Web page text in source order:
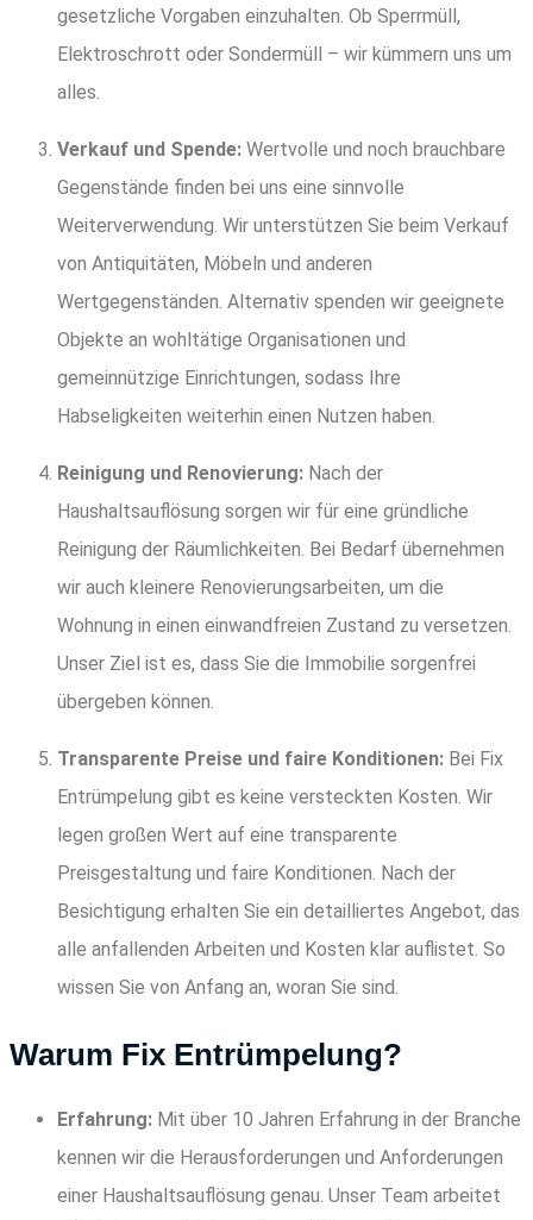
gesetzliche Vorgaben einzuhalten. Ob Sperrmüll,
Elektroschrott oder Sondermüll – wir kümmern uns um
alles.
Verkauf und Spende: Wertvolle und noch brauchbare
Gegenstände finden bei uns eine sinnvolle
Weiterverwendung. Wir unterstützen Sie beim Verkauf
von Antiquitäten, Möbeln und anderen
Wertgegenständen. Alternativ spenden wir geeignete
Objekte an wohltätige Organisationen und
gemeinnützige Einrichtungen, sodass Ihre
Habseligkeiten weiterhin einen Nutzen haben.
Reinigung und Renovierung: Nach der
Haushaltsauflösung sorgen wir für eine gründliche
Reinigung der Räumlichkeiten. Bei Bedarf übernehmen
wir auch kleinere Renovierungsarbeiten, um die
Wohnung in einen einwandfreien Zustand zu versetzen.
Unser Ziel ist es, dass Sie die Immobilie sorgenfrei
übergeben können.
Transparente Preise und faire Konditionen: Bei Fix
Entrümpelung gibt es keine versteckten Kosten. Wir
legen großen Wert auf eine transparente
Preisgestaltung und faire Konditionen. Nach der
Besichtigung erhalten Sie ein detailliertes Angebot, das
alle anfallenden Arbeiten und Kosten klar auflistet. So
wissen Sie von Anfang an, woran Sie sind.
Warum Fix Entrümpelung?
Erfahrung: Mit über 10 Jahren Erfahrung in der Branche
kennen wir die Herausforderungen und Anforderungen
einer Haushaltsauflösung genau. Unser Team arbeitet